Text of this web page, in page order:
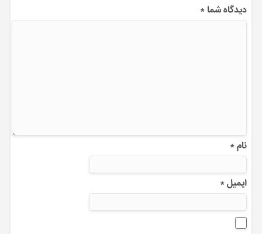
دیدگاه شما*
نام*
ایمیل*